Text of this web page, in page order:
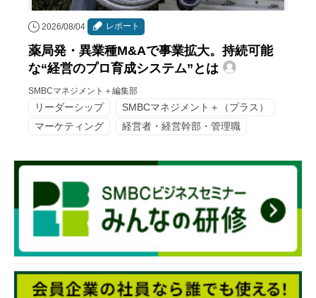
2026/08/04 レポート
薬局発・異業種M&Aで事業拡大。持続可能
な“経営のプロ育成システム”とは
SMBCマネジメント＋編集部
リーダーシップ
SMBCマネジメント＋（プラス）
マーケティング
経営者・経営幹部・管理職